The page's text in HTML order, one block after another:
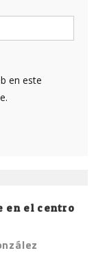
en este
en el centro